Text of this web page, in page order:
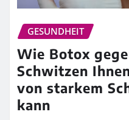
GESUNDHEIT
Wie Botox
Schwitzen
von starkem
kann